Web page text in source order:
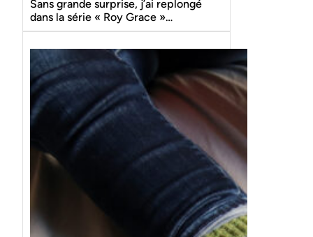
Sans grande surprise, j’ai replongé
dans la série « Roy Grace »…